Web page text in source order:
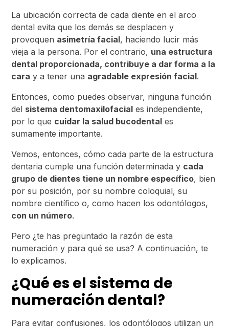
La ubicación correcta de cada diente en el arco
dental evita que los demás se desplacen y
provoquen asimetría facial, haciendo lucir más
vieja a la persona. Por el contrario, una estructura
dental proporcionada, contribuye a dar forma a la
cara y a tener una agradable expresión facial.
Entonces, como puedes observar, ninguna función
del sistema dentomaxilofacial es independiente,
por lo que cuidar la salud bucodental es
sumamente importante.
Vemos, entonces, cómo cada parte de la estructura
dentaria cumple una función determinada y cada
grupo de dientes tiene un nombre específico, bien
por su posición, por su nombre coloquial, su
nombre científico o, como hacen los odontólogos,
con un número.
Pero ¿te has preguntado la razón de esta
numeración y para qué se usa? A continuación, te
lo explicamos.
¿Qué es el sistema de
numeración dental?
Para evitar confusiones, los odontólogos utilizan un